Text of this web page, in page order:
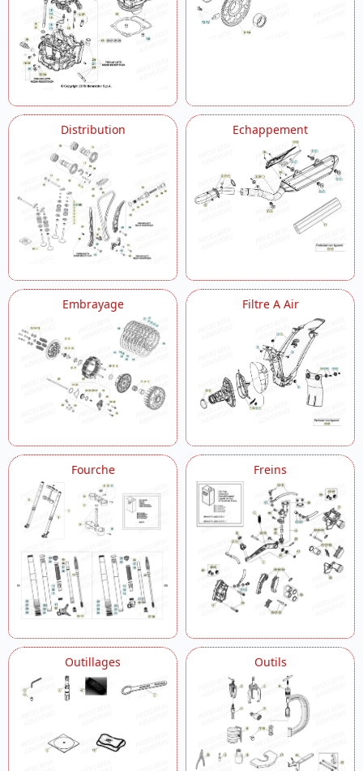
Distribution Echappement
Embrayage Filtre A Air
Fourche Freins
Outillages Outils